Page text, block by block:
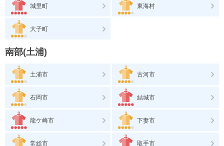
城里町 東海村
大子町
南部(土浦)
土浦市 古河市
石岡市 結城市
龍ケ崎市 下妻市
常総市 取手市